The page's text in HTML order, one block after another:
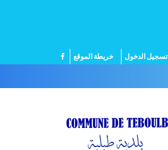
تسجيل الدخول خريطة الموقع